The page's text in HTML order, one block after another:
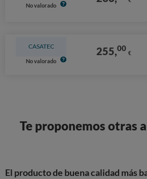
No valorado
CASATEC
No valorado
255,00 €
Te proponemos otras
El producto de buena calidad más